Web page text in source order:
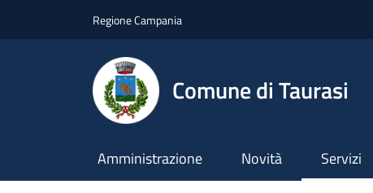
Regione Campania
Comune di Taurasi
Amministrazione Novità Servizi